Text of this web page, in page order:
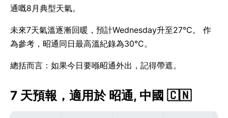
通嘅8月典型天氣。
未來7天氣溫逐漸回暖，預計Wednesday升至27°C。 作
為參考，昭通同日最高溫紀錄為30°C。
總括而言：如果今日要喺昭通外出，記得帶遮。
7 天預報，適用於 昭通, 中國 🇨🇳